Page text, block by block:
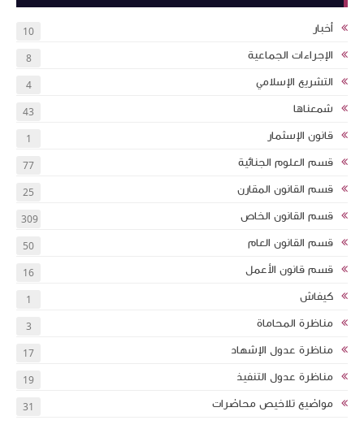
أخبار 10
الإجراءات الجماعية 8
التشريع الإسلامي 4
شمعناها 43
قانون الإسثمار 1
قسم العلوم الجنائية 77
قسم القانون المقارن 25
قسم القانون الخاص 309
قسم القانون العام 50
قسم قانون الأعمل 16
كيفاش 1
مناظرة المحاماة 3
مناظرة عدول الإشهاد 17
مناظرة عدول التنفيذ 19
مواضيع تلاخيص محاضرات 31